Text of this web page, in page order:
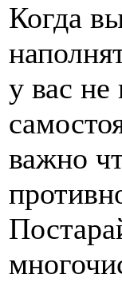
Когда
у вас
важно